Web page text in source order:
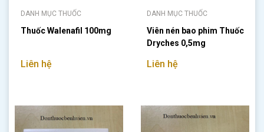
DANH MỤC THUỐC
Thuốc Walenafil 100mg
Liên hệ
DANH MỤC THUỐC
Viên nén bao phim Thuốc
Dryches 0,5mg
Liên hệ